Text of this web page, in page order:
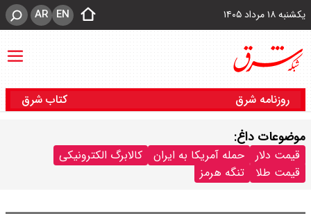
یکشنبه ۱۸ مرداد ۱۴۰۵ EN
AR
روزنامه شرق کتاب شرق
موضوعات داغ:
قیمت دلار حمله آمریکا به ایران
کالابرگ الکترونیکی
قیمت طلا
تنگه هرمز